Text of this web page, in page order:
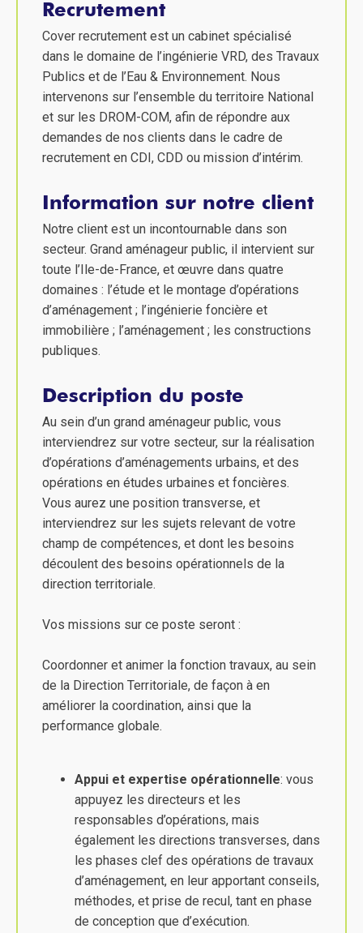
Recrutement
Cover recrutement est un cabinet spécialisé
dans le domaine de l’ingénierie VRD, des Travaux
Publics et de l’Eau & Environnement. Nous
intervenons sur l’ensemble du territoire National
et sur les DROM-COM, afin de répondre aux
demandes de nos clients dans le cadre de
recrutement en CDI, CDD ou mission d’intérim.
Information sur notre client
Notre client est un incontournable dans son
secteur. Grand aménageur public, il intervient sur
toute l’Ile-de-France, et œuvre dans quatre
domaines : l’étude et le montage d’opérations
d’aménagement ; l’ingénierie foncière et
immobilière ; l’aménagement ; les constructions
publiques.
Description du poste
Au sein d’un grand aménageur public, vous
interviendrez sur votre secteur, sur la réalisation
d’opérations d’aménagements urbains, et des
opérations en études urbaines et foncières.
Vous aurez une position transverse, et
interviendrez sur les sujets relevant de votre
champ de compétences, et dont les besoins
découlent des besoins opérationnels de la
direction territoriale.
Vos missions sur ce poste seront :
Coordonner et animer la fonction travaux, au sein
de la Direction Territoriale, de façon à en
améliorer la coordination, ainsi que la
performance globale.
Appui et expertise opérationnelle: vous
appuyez les directeurs et les
responsables d’opérations, mais
également les directions transverses, dans
les phases clef des opérations de travaux
d’aménagement, en leur apportant conseils,
méthodes, et prise de recul, tant en phase
de conception que d’exécution.